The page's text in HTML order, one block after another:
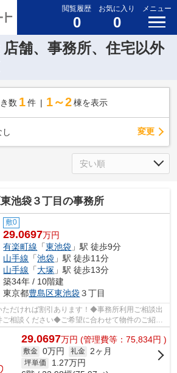
閲覧履歴
0
お気に入り
0
メニュー
舗、事務所、住宅以外
数 1 件 1～2 棟を表示
し 変更
池袋３丁目の事務所
敷0
29.0697万円
有楽町線 「東池袋 」駅 徒歩9分
山手線 「池袋 」駅 徒歩11分
山手線 「大塚 」駅 徒歩13分
築34年 / 10階建
東京都豊島区東池袋３丁目
だければ割引あります！◆事務所利用ご相談出
相談ください◆ご希望に合わせて物件のご紹介
等お気軽にお問...
29.0697万円 (管理費等：75,834円 )
敷金 0万円 礼金 2ヶ月
坪単価 1.27万円